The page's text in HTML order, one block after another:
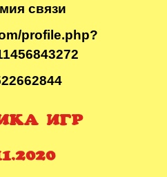
связи
profile.php?
ИГР